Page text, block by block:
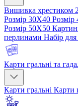
Вишивка хрестиком
Розмір 30Х40
Розмір 50Х50
перлинами Набір
Карти гральні та
Карти гральні Карти